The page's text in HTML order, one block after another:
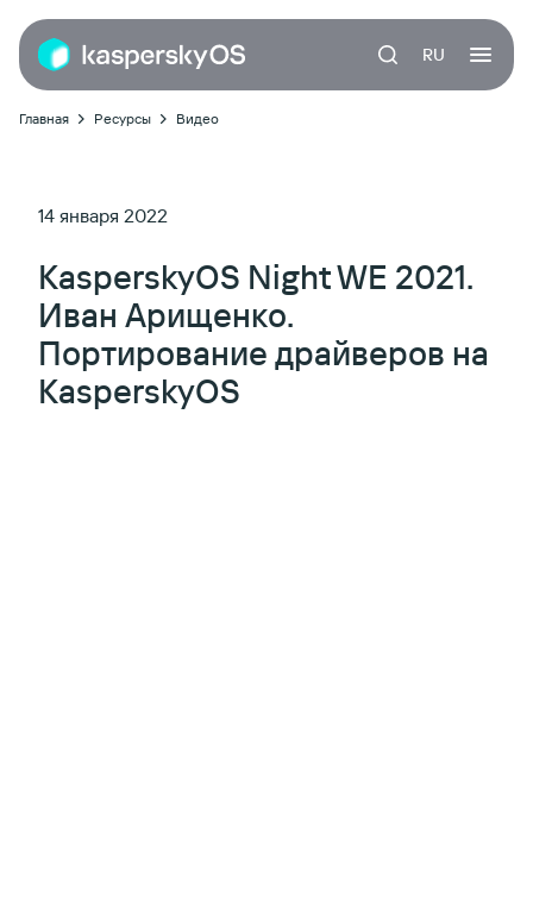
RU
Главная Ресурсы Видео
14 января 2022
KasperskyOS Night WE 2021.
Иван Арищенко.
Портирование драйверов на
KasperskyOS